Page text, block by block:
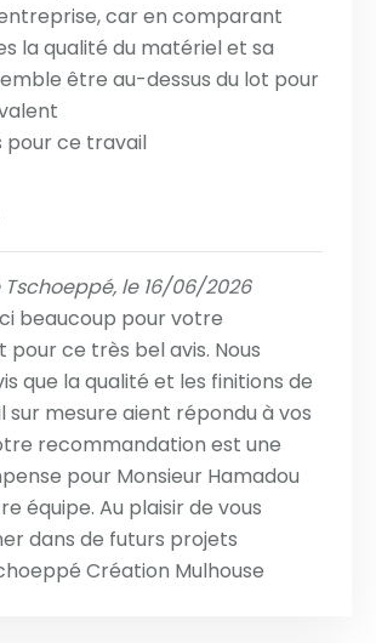
car en comparant
la qualité du matériel et sa
être au-dessus du lot pour
pour ce travail
le 16/06/2026
beaucoup pour votre
ce très bel avis. Nous
que la qualité et les finitions de
mesure aient répondu à vos
recommandation est une
pour Monsieur Hamadou
équipe. Au plaisir de vous
dans de futurs projets
Création Mulhouse